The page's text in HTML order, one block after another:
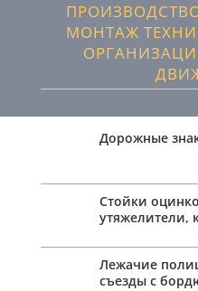
МОНТАЖ
Дорожные
Стойки
утяжелители,
Лежачие
съезды с